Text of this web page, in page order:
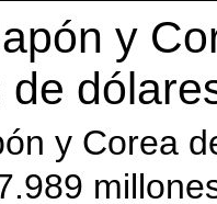
y
de
y Corea